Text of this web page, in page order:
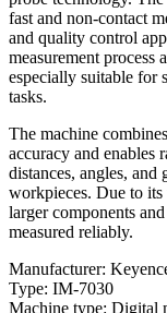
fast and non-contact
and quality control
measurement process
especially suitable for
tasks.
The machine
accuracy and enables
distances, angles,
workpieces. Due to
larger components
measured reliably.
Manufacturer:
Type: IM-7030
Machine type: Digital